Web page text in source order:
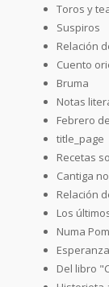
Toros y
Suspiros
Relación
Cuento
Bruma
Notas
Febrero
title_page
Recetas
Cantiga
Relación
Los
Numa
Del libro